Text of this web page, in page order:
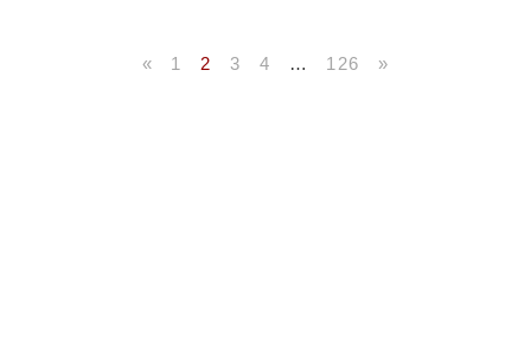
« 1 2 3 4 … 126 »